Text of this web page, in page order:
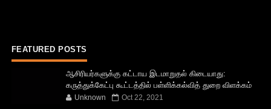
FEATURED POSTS
ஆசிரியர்களுக்கு கட்டாய இடமாறுதல் கிடையாது:
கருத்துக்கேட்பு கூட்டத்தில் பள்ளிக்கல்வித் துறை விளக்கம்
Unknown Oct 22, 2021